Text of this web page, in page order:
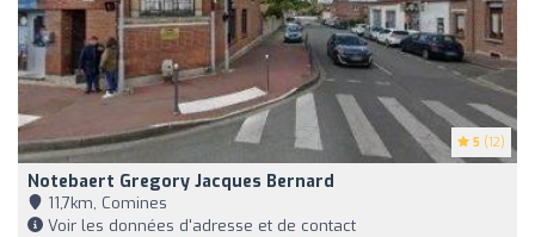
5 (12)
Notebaert Gregory Jacques Bernard
11,7km, Comines
Voir les données d'adresse et de contact